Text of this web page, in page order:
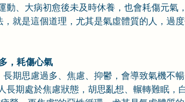
動、大病初愈後未及時休養，也會耗傷元
，就是這個道理，尤其是氣虛體質的人，過
，耗傷心氣
長期思慮過多、焦慮、抑鬱，會導致氣機不
長期處於焦慮狀態，胡思亂想、輾轉難眠，